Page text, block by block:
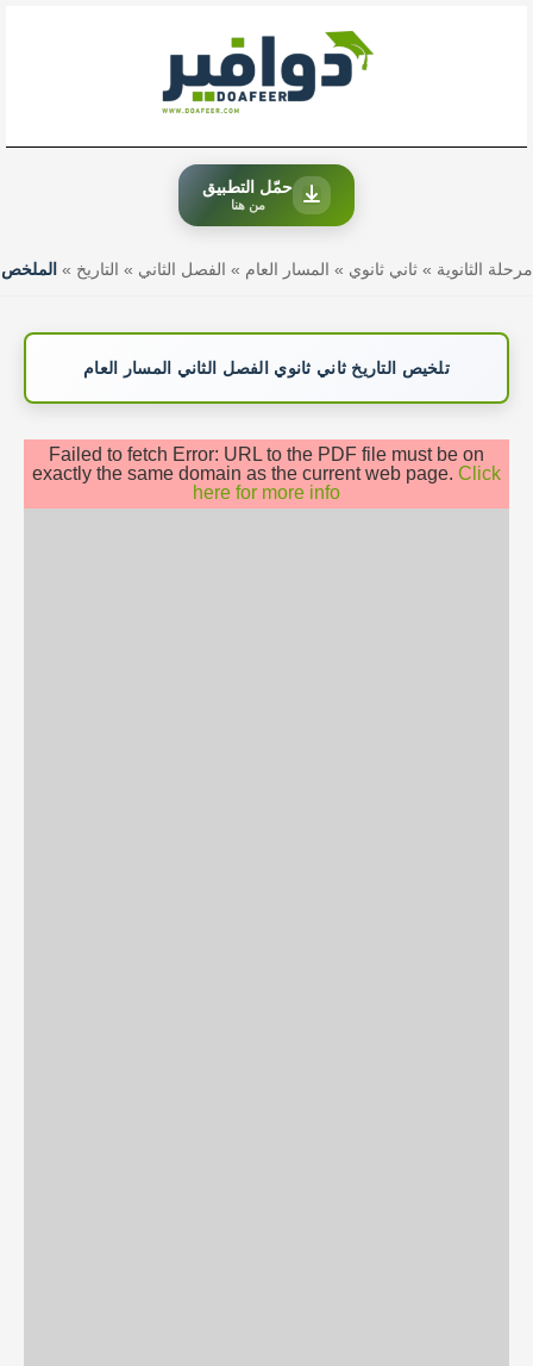
حمّل التطبيق
من هنا
مرحلة الثانوية » ثاني ثانوي » المسار العام » الفصل الثاني » التاريخ » الملخص
تلخيص التاريخ ثاني ثانوي الفصل الثاني المسار العام
Failed to fetch Error: URL to the PDF file must be on
exactly the same domain as the current web page. Click
here for more info